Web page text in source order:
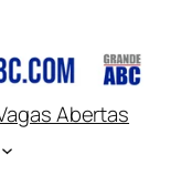
Abertas